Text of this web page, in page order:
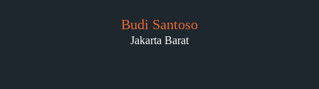
Budi Santoso
Jakarta Barat